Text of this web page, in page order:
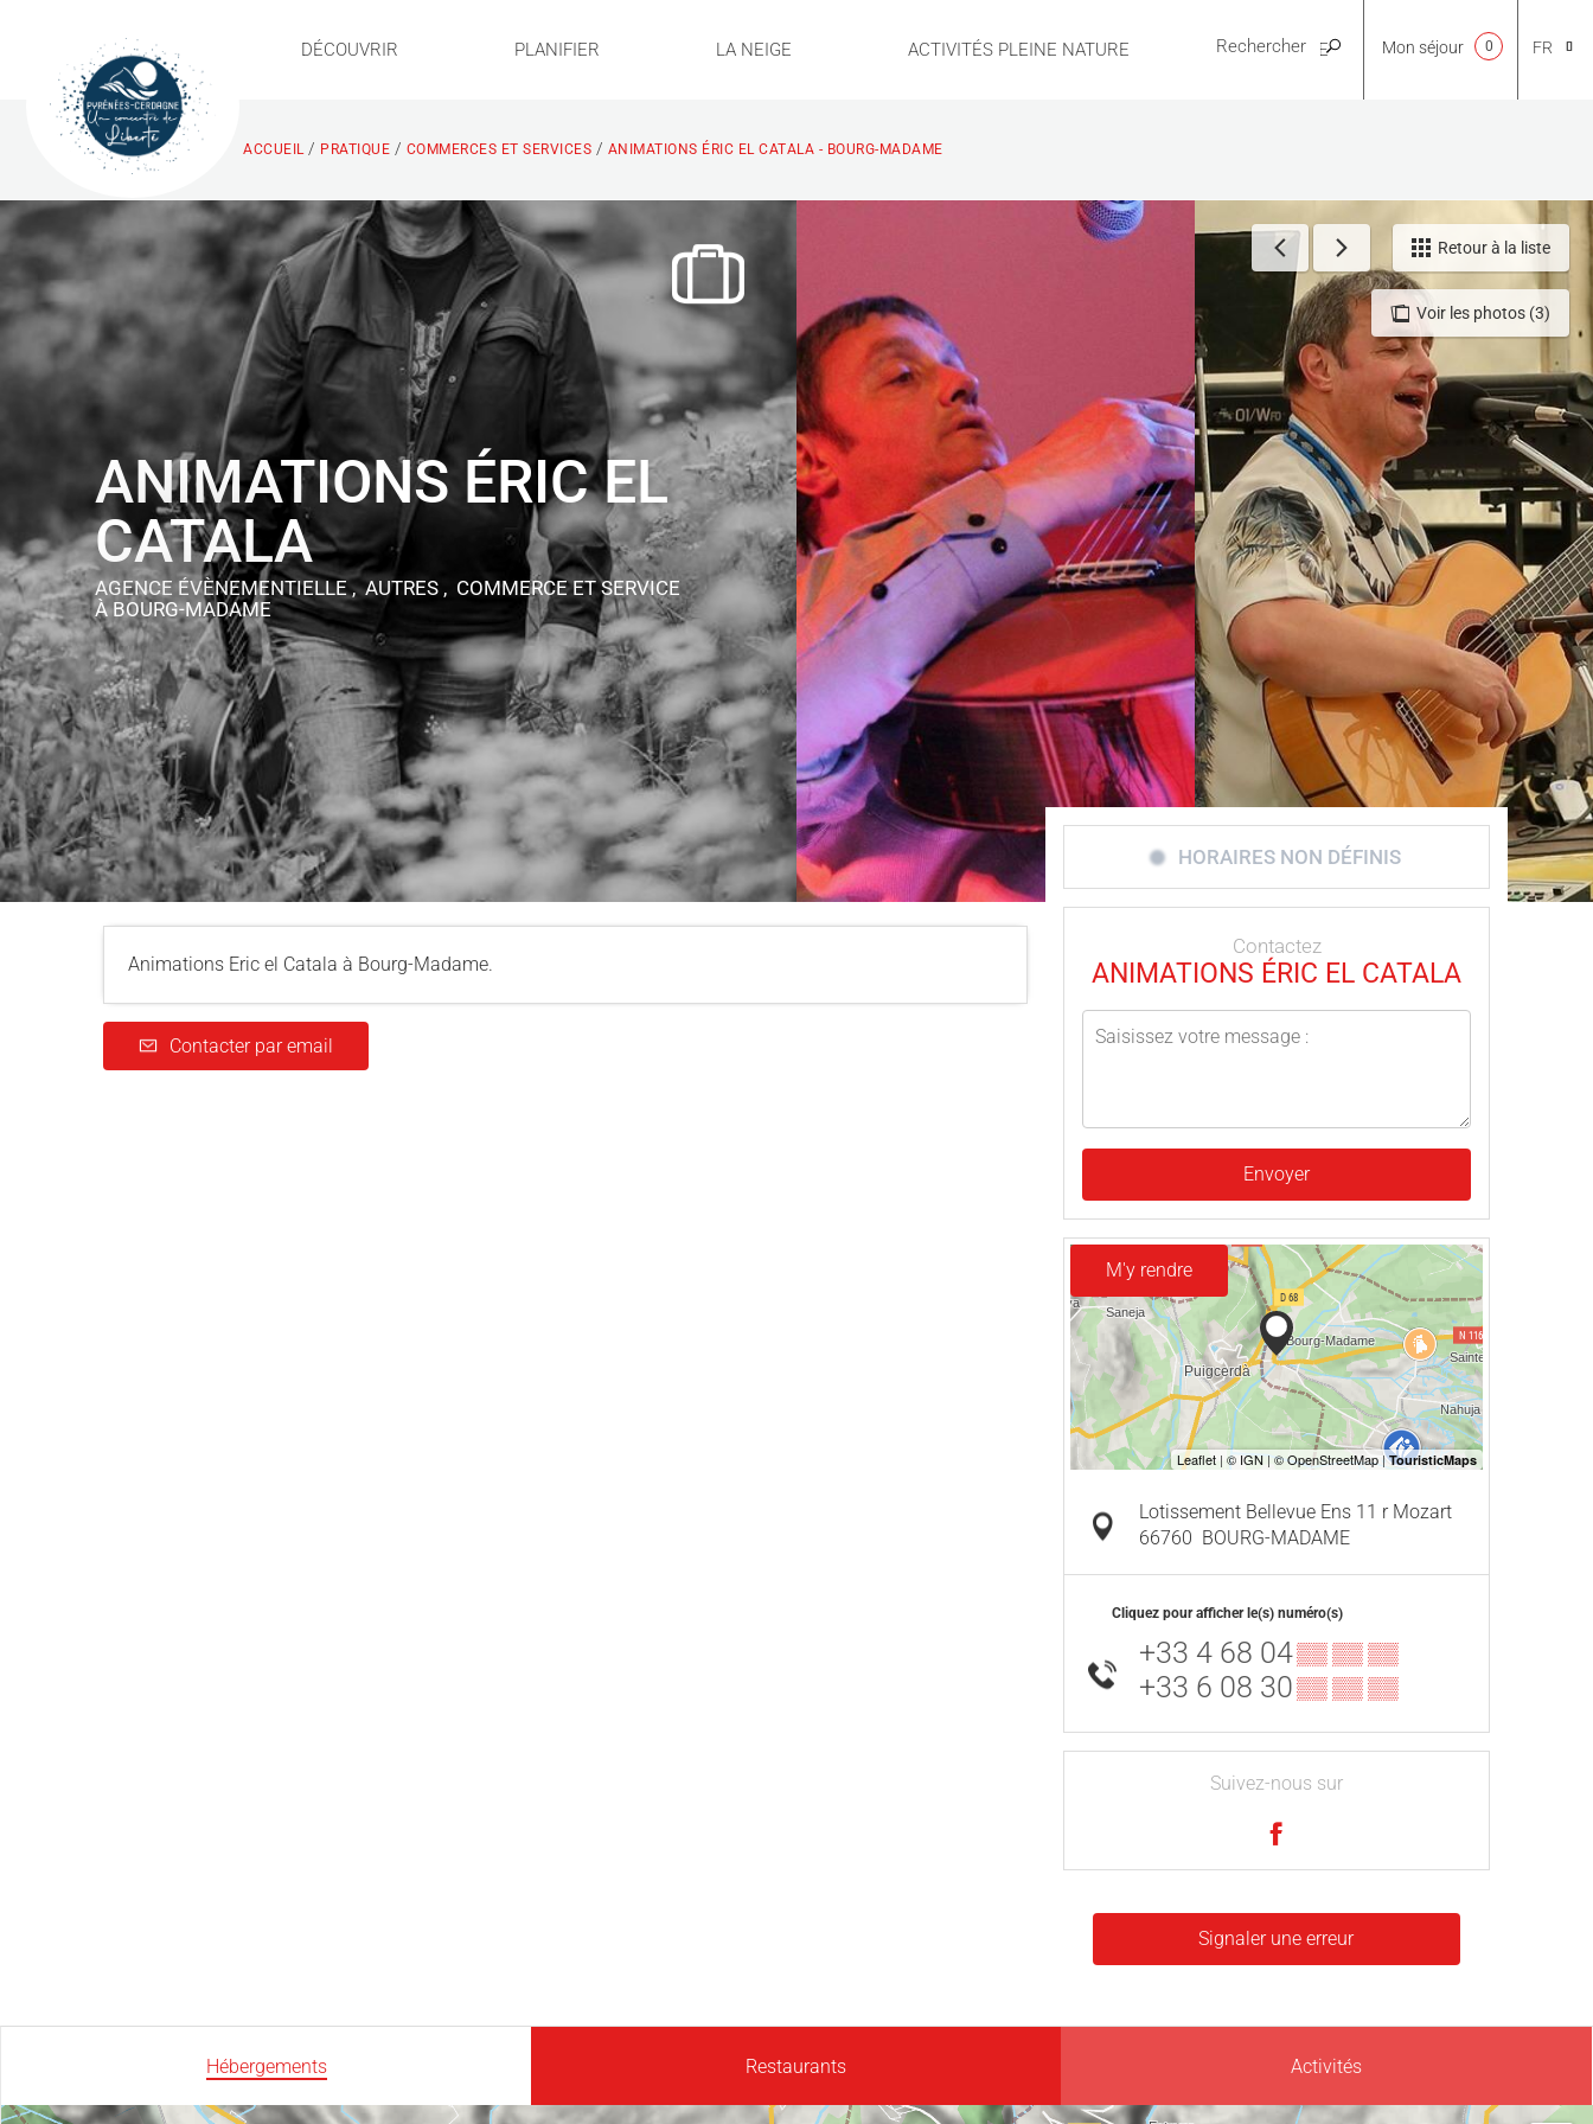
DÉCOUVRIR PLANIFIER LA NEIGE ACTIVITÉS PLEINE NATURE PRATIQUE
NL
FR
ES
Mon séjour 0
ACCUEIL / PRATIQUE / COMMERCES ET SERVICES / ANIMATIONS ÉRIC EL CATALA - BOURG-MADAME
Voir les photos (3)
Retour à la liste
ANIMATIONS ÉRIC EL
CATALA
AGENCE ÉVÈNEMENTIELLE , AUTRES , COMMERCE ET SERVICE
À BOURG-MADAME
Animations Eric el Catala à Bourg-Madame.
Contacter par email
HORAIRES NON DÉFINIS
Contactez
ANIMATIONS ÉRIC EL CATALA
Envoyer
M'y rendre
Lotissement Bellevue Ens 11 r Mozart
66760 BOURG-MADAME
Cliquez pour afficher le(s) numéro(s)
+33 4 68 04▒▒ ▒▒ ▒▒
+33 6 08 30▒▒ ▒▒ ▒▒
Suivez-nous sur
Signaler une erreur
Hébergements Restaurants Activités